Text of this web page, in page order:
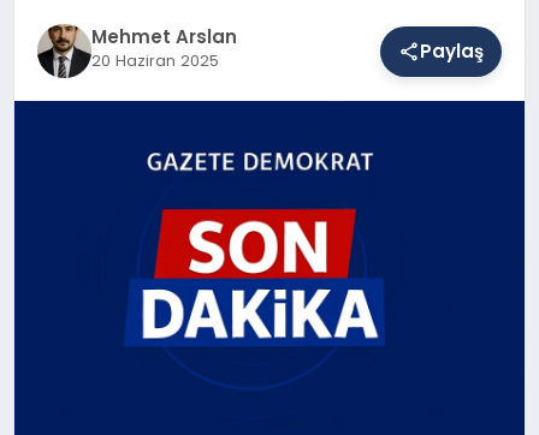
EĞITIM
Mehmet Arslan
20 Haziran 2025 Paylaş